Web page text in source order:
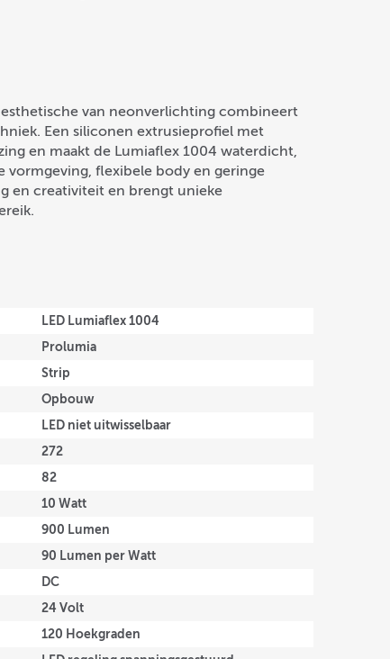
van neonverlichting combineert
Een siliconen extrusieprofiel met
en maakt de Lumiaflex 1004 waterdicht,
vormgeving, flexibele body en geringe
en creativiteit en brengt unieke
LED Lumiaflex 1004
Prolumia
Strip
Opbouw
LED niet uitwisselbaar
272
82
10 Watt
900 Lumen
90 Lumen per Watt
DC
24 Volt
120 Hoekgraden